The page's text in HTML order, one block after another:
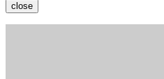
close